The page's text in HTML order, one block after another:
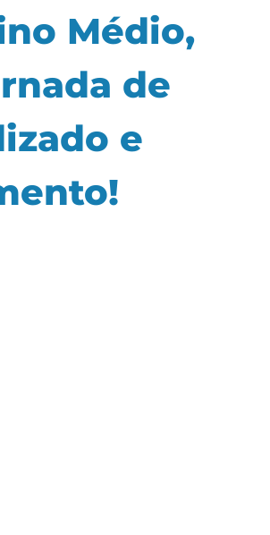
Médio,
de
e